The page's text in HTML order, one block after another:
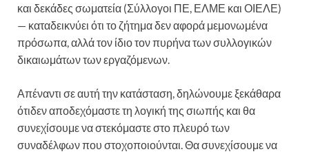
και δεκάδες σωματεία (Σύλλογοι ΠΕ, ΕΛΜΕ και ΟΙΕΛΕ)
— καταδεικνύει ότι το ζήτημα δεν αφορά μεμονωμένα
πρόσωπα, αλλά τον ίδιο τον πυρήνα των συλλογικών
δικαιωμάτων των εργαζόμενων.
Απέναντι σε αυτή την κατάσταση, δηλώνουμε ξεκάθαρα
ότιδεν αποδεχόμαστε τη λογική της σιωπής και θα
συνεχίσουμε να στεκόμαστε στο πλευρό των
συναδέλφων που στοχοποιούνται. Θα συνεχίσουμε να